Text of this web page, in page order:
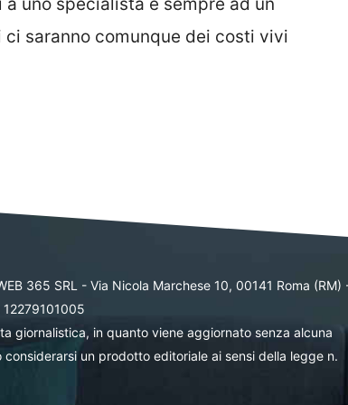
saranno comunque dei costi vivi
365 SRL - Via Nicola Marchese 10, 00141 Roma (RM)
12279101005
giornalistica, in quanto viene aggiornato senza alcuna
un prodotto editoriale ai sensi della legge n.